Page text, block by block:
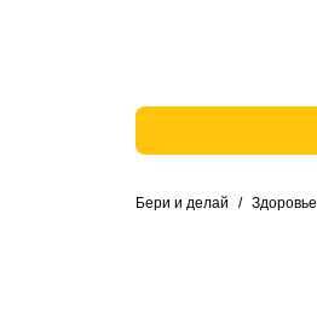
Бери и делай / Здоровье